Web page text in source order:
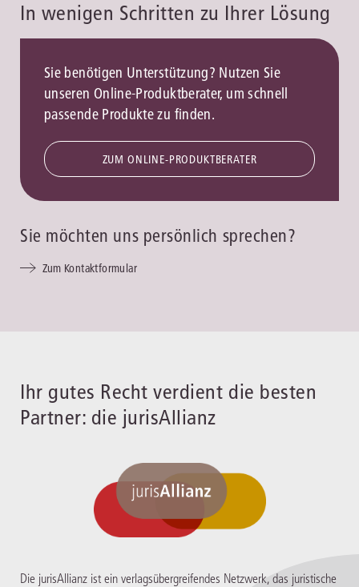
In wenigen Schritten zu Ihrer Lösung
Sie benötigen Unterstützung? Nutzen Sie
unseren Online-Produktberater, um schnell
passende Produkte zu finden.
ZUM ONLINE-PRODUKTBERATER
Sie möchten uns persönlich sprechen?
Zum Kontaktformular
Ihr gutes Recht verdient die besten
Partner: die jurisAllianz
Die jurisAllianz ist ein verlagsübergreifendes Netzwerk, das juristische